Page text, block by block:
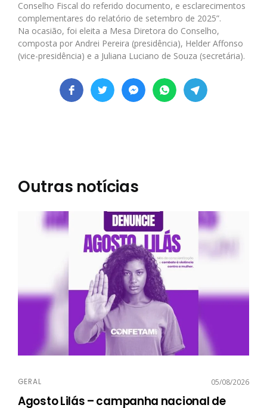
Conselho Fiscal do referido documento, e esclarecimentos
complementares do relatório de setembro de 2025”.
Na ocasião, foi eleita a Mesa Diretora do Conselho,
composta por Andrei Pereira (presidência), Helder Affonso
(vice-presidência) e a Juliana Luciano de Souza (secretária).
Outras notícias
GERAL 05/08/2026
Agosto Lilás – campanha nacional de